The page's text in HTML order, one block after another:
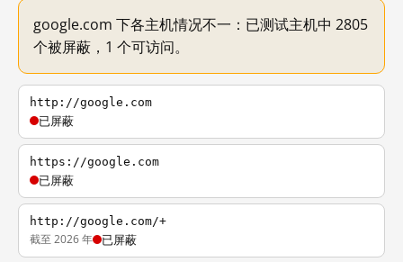
google.com 下各主机情况不一：已测试主机中 2805
个被屏蔽，1 个可访问。
http://google.com
已屏蔽
https://google.com
已屏蔽
http://google.com/+
截至 2026 年 已屏蔽